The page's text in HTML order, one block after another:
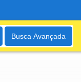
Busca Avançada